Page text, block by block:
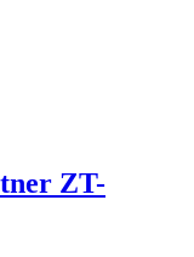
ZT-